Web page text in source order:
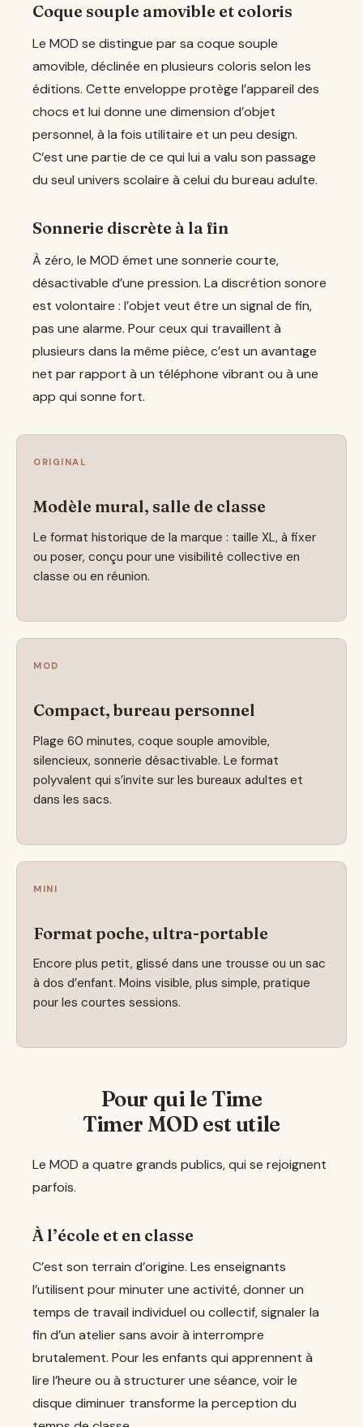
Coque souple amovible et coloris
Le MOD se distingue par sa coque souple
amovible, déclinée en plusieurs coloris selon les
éditions. Cette enveloppe protège l’appareil des
chocs et lui donne une dimension d’objet
personnel, à la fois utilitaire et un peu design.
C’est une partie de ce qui lui a valu son passage
du seul univers scolaire à celui du bureau adulte.
Sonnerie discrète à la fin
À zéro, le MOD émet une sonnerie courte,
désactivable d’une pression. La discrétion sonore
est volontaire : l’objet veut être un signal de fin,
pas une alarme. Pour ceux qui travaillent à
plusieurs dans la même pièce, c’est un avantage
net par rapport à un téléphone vibrant ou à une
app qui sonne fort.
ORIGINAL
Modèle mural, salle de classe
Le format historique de la marque : taille XL, à fixer
ou poser, conçu pour une visibilité collective en
classe ou en réunion.
MOD
Compact, bureau personnel
Plage 60 minutes, coque souple amovible,
silencieux, sonnerie désactivable. Le format
polyvalent qui s’invite sur les bureaux adultes et
dans les sacs.
MINI
Format poche, ultra-portable
Encore plus petit, glissé dans une trousse ou un sac
à dos d’enfant. Moins visible, plus simple, pratique
pour les courtes sessions.
Pour qui le Time
Timer MOD est utile
Le MOD a quatre grands publics, qui se rejoignent
parfois.
À l’école et en classe
C’est son terrain d’origine. Les enseignants
l’utilisent pour minuter une activité, donner un
temps de travail individuel ou collectif, signaler la
fin d’un atelier sans avoir à interrompre
brutalement. Pour les enfants qui apprennent à
lire l’heure ou à structurer une séance, voir le
disque diminuer transforme la perception du